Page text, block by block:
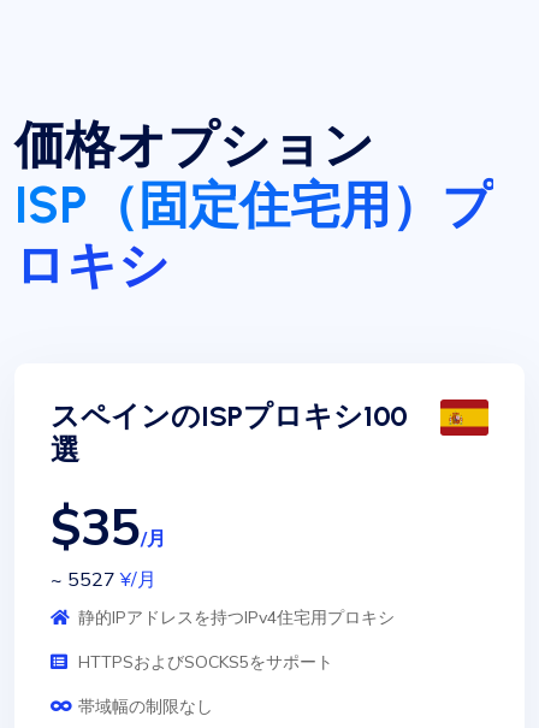
価格オプション
ISP（固定住宅用）プ
ロキシ
スペインのISPプロキシ100
選
$35/月
~ 5527¥/月
静的IPアドレスを持つIPv4住宅用プロキシ
HTTPSおよびSOCKS5をサポート
帯域幅の制限なし